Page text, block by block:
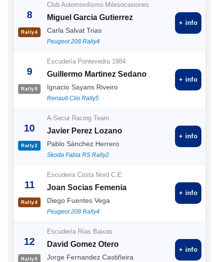
8
Rally4
Club Automovilismo Milesocasiones
Miguel Garcia Gutierrez
Carla Salvat Trias
Peugeot 208 Rally4
+ info
9
Rally5
Escudería Pontevedra 1984
Guillermo Martinez Sedano
Ignacio Sayans Riveiro
Renault Clio Rally5
+ info
10
Rally2
A-Secur Racing Team
Javier Perez Lozano
Pablo Sánchez Herrero
Skoda Fabia RS Rally2
+ info
11
Rally4
Escuderia Costa Nord C.E.
Joan Socias Femenia
Diego Fuentes Vega
Peugeot 208 Rally4
+ info
12
Rally5
Escudería Rías Baixas
David Gomez Otero
Jorge Fernandez Castiñeira
+ info